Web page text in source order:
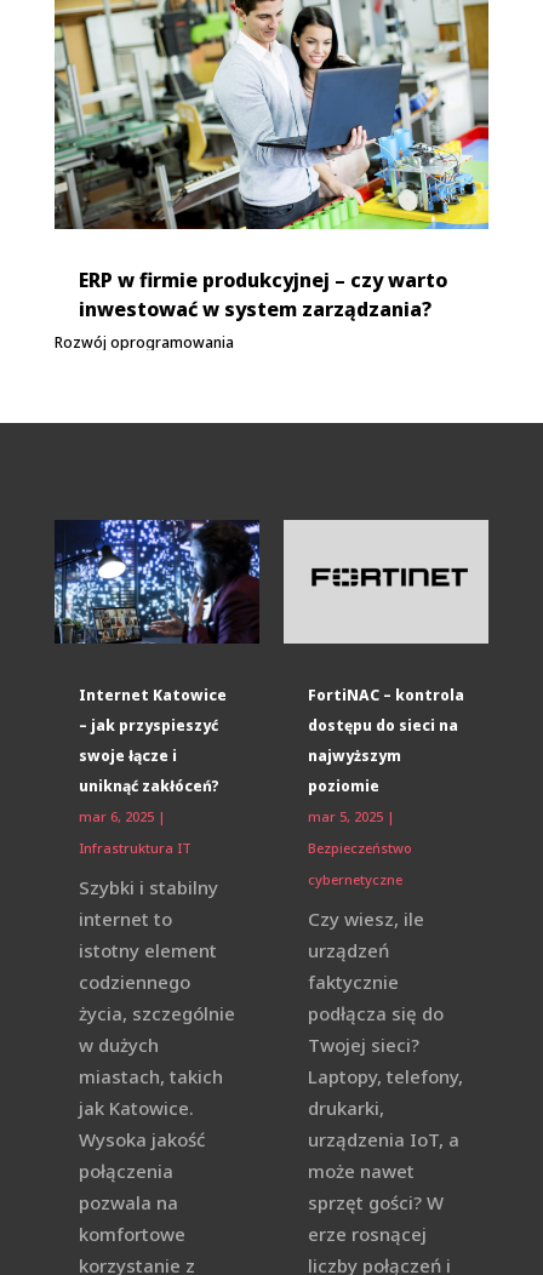
ERP w firmie produkcyjnej – czy warto
inwestować w system zarządzania?
Rozwój oprogramowania
Internet Katowice
– jak przyspieszyć
swoje łącze i
uniknąć zakłóceń?
mar 6, 2025|
Infrastruktura IT
Szybki i stabilny
internet to
istotny element
codziennego
życia, szczególnie
w dużych
miastach, takich
jak Katowice.
Wysoka jakość
połączenia
pozwala na
komfortowe
korzystanie z
FortiNAC – kontrola
dostępu do sieci na
najwyższym
poziomie
mar 5, 2025|
Bezpieczeństwo
cybernetyczne
Czy wiesz, ile
urządzeń
faktycznie
podłącza się do
Twojej sieci?
Laptopy, telefony,
drukarki,
urządzenia IoT, a
może nawet
sprzęt gości? W
erze rosnącej
liczby połączeń i